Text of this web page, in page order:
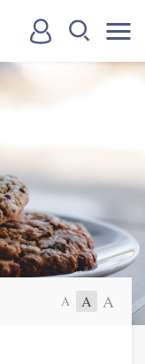
A A A